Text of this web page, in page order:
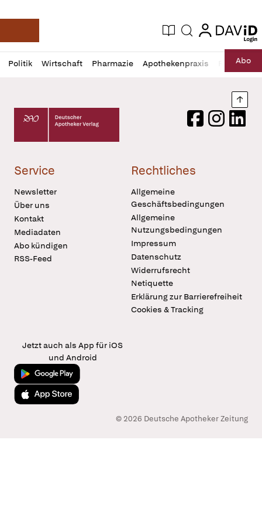
Deutsche Apotheker Zeitung
Aktuelle Ausgabe
Suche login
login
Politik Wirtschaft Pharmazie Apothekenpraxis RechtAbo
Profil
öffnen
Daz
Pur
Deutscher Apotheker Verlag Logo
FacebookInstagram
Service
Newsletter
Über uns
Kontakt
Mediadaten
Abo kündigen
RSS-Feed
Rechtliches
Allgemeine
Geschäftsbedingungen
Allgemeine
Nutzungsbedingungen
Impressum
Datenschutz
Widerrufsrecht
Netiquette
Erklärung zur Barrierefreiheit
Cookies & Tracking
Jetzt auch als App für iOS
und Android
Jetzt bei Google Play
Laden im App Store
© 2026 Deutsche Apotheker Zeitung